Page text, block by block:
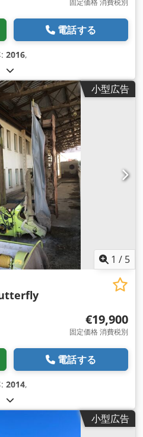
固定価格 消費税別
電話する
2016,
小型広告
1 / 5
€19,900
固定価格 消費税別
電話する
2014,
小型広告